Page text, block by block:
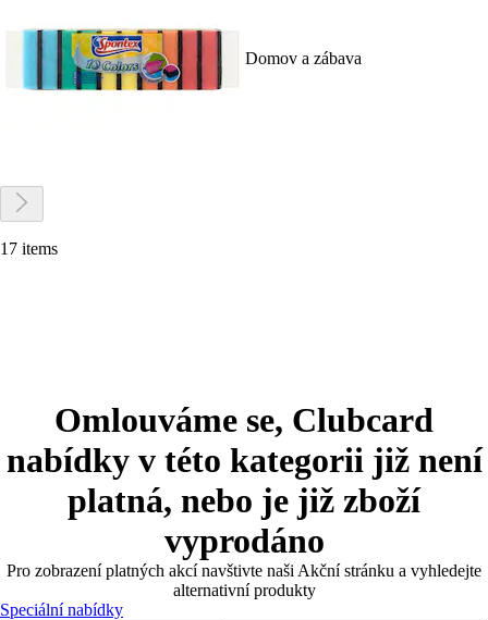
Domov a zábava
17 items
Omlouváme se, Clubcard
nabídky v této kategorii již není
platná, nebo je již zboží
vyprodáno
Pro zobrazení platných akcí navštivte naši Akční stránku a vyhledejte
alternativní produkty
Speciální nabídky